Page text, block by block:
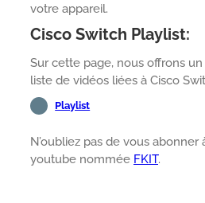
votre appareil.
Cisco Switch Playlist:
Sur cette page, nous offrons
liste de vidéos liées à Cisco
Playlist
N’oubliez pas de vous abonner
youtube nommée FKIT.